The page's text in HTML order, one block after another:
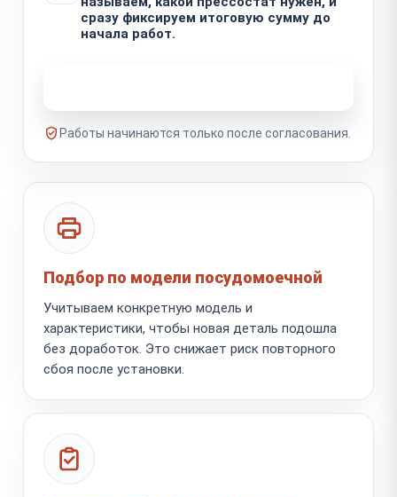
сразу фиксируем итоговую сумму до
начала работ.
Работы начинаются только после согласования.
Подбор по модели посудомоечной
Учитываем конкретную модель и
характеристики, чтобы новая деталь подошла
без доработок. Это снижает риск повторного
сбоя после установки.